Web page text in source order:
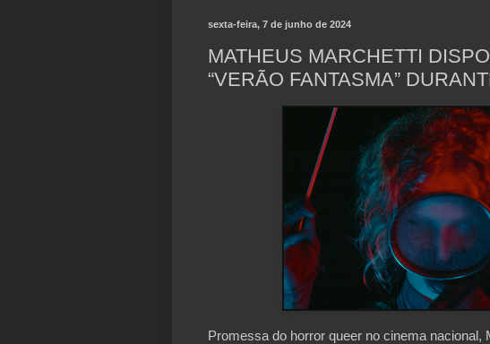
sexta-feira, 7 de junho de 2024
MATHEUS MARCHETTI
“VERÃO FANTASMA”
Promessa do horror queer no cinema nacional,